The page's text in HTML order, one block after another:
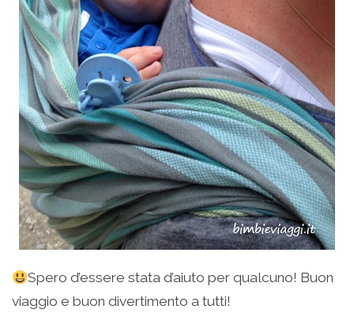
Spero d’essere stata d’aiuto per qualcuno! Buon
viaggio e buon divertimento a tutti!